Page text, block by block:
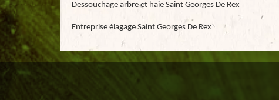
Dessouchage arbre et haie Saint Georges De Rex
Entreprise élagage Saint Georges De Rex